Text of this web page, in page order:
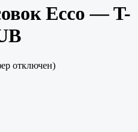
Ecco — T-
отключен)